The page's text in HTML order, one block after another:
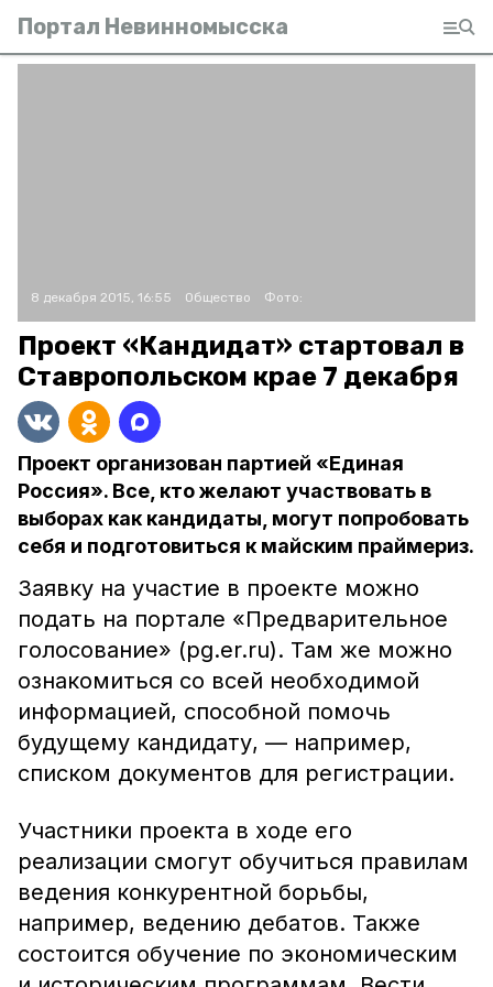
Портал Невинномысска
8 декабря 2015, 16:55 Общество Фото:
Проект «Кандидат» стартовал в
Ставропольском крае 7 декабря
Проект организован партией «Единая
Россия». Все, кто желают участвовать в
выборах как кандидаты, могут попробовать
себя и подготовиться к майским праймериз.
Заявку на участие в проекте можно
подать на портале «Предварительное
голосование» (pg.er.ru). Там же можно
ознакомиться со всей необходимой
информацией, способной помочь
будущему кандидату, — например,
списком документов для регистрации.
Участники проекта в ходе его
реализации смогут обучиться правилам
ведения конкурентной борьбы,
например, ведению дебатов. Также
состоится обучение по экономическим